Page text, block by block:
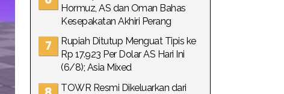
Hormuz, AS dan Oman Bahas
Kesepakatan Akhiri Perang
Rupiah Ditutup Menguat Tipis ke
Rp 17.923 Per Dolar AS Hari Ini
(6/8); Asia Mixed
TOWR Resmi Dikeluarkan dari